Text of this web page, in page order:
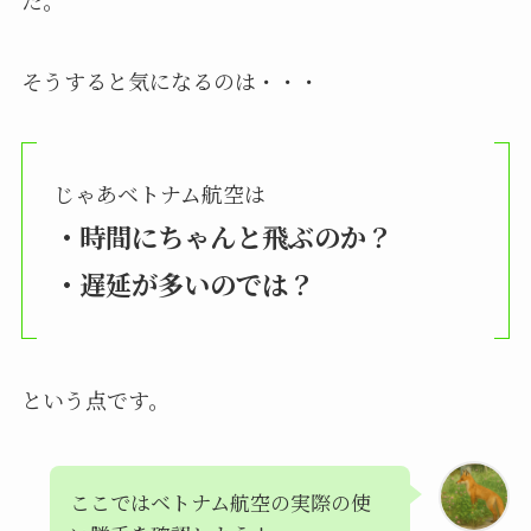
そうすると気になるのは・・・
じゃあベトナム航空は
・時間にちゃんと飛ぶのか？
・遅延が多いのでは？
という点です。
ここではベトナム航空の実際の使